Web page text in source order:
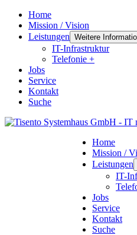
Home
Mission / Vision
Leistungen Weitere
IT-Infrastruktur
Telefonie +
Jobs
Service
Kontakt
Suche
Home
Mission /
Leistungen
IT-
Jobs
Service
Kontakt
Suche